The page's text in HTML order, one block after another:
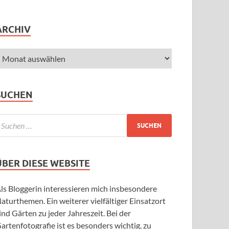
DIESE WEBSITE
Bloggerin interessieren mich insbesondere
Ein weiterer vielfältiger Einsatzort
Gärten zu jeder Jahreszeit. Bei der
ist es besonders wichtig, zu